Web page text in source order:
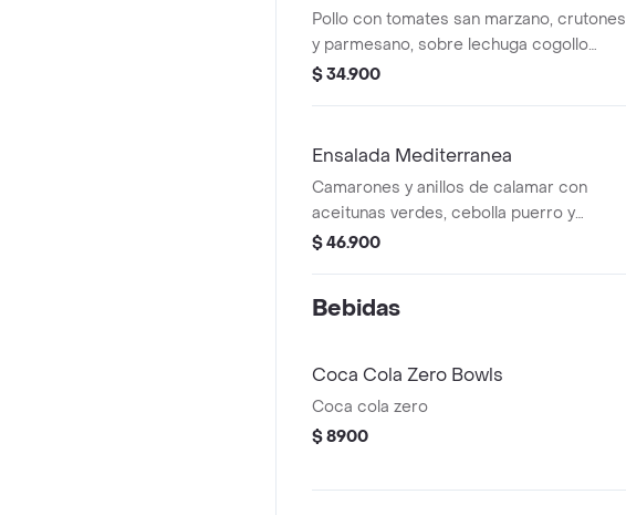
Pollo con tomates san marzano, crutones
y parmesano, sobre lechuga cogollo
europeo en salsa césar.
$ 34.900
Ensalada Mediterranea
Camarones y anillos de calamar con
aceitunas verdes, cebolla puerro y
tomates san marzano; sobre lechuga
$ 46.900
Bebidas
Coca Cola Zero Bowls
Coca cola zero
$ 8900